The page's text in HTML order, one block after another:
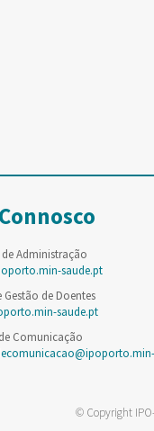
Administração
saude.pt
Gestão de Doentes
saude.pt
Comunicação
© Copyright